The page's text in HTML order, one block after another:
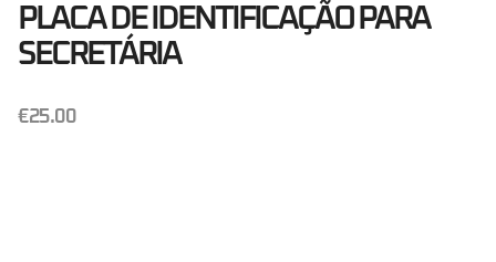
PLACA DE IDENTIFICAÇÃO PARA
SECRETÁRIA
€25.00